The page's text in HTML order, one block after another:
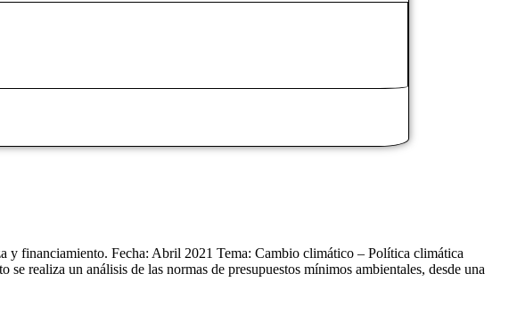
y financiamiento. Fecha: Abril 2021 Tema: Cambio climático – Política climática
realiza un análisis de las normas de presupuestos mínimos ambientales, desde una